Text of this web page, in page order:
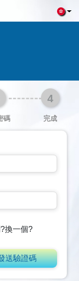
碼
4
完成
換一個?
送驗證碼